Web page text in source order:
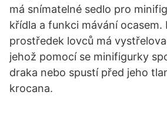
má snímatelné sedlo pro
křídla a funkci mávání ocasem.
prostředek lovců má
jehož pomocí se minifigurky
draka nebo spustí před jeho
krocana.